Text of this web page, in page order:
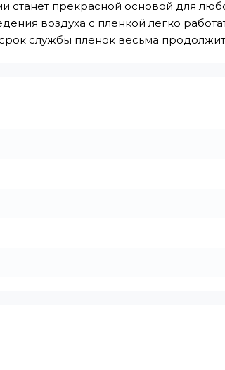
станет прекрасной основой для
воздуха с пленкой легко
службы пленок весьма